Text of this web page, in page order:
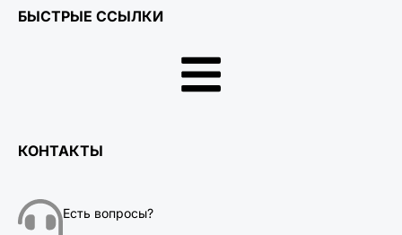
БЫСТРЫЕ ССЫЛКИ
КОНТАКТЫ
Есть вопросы?